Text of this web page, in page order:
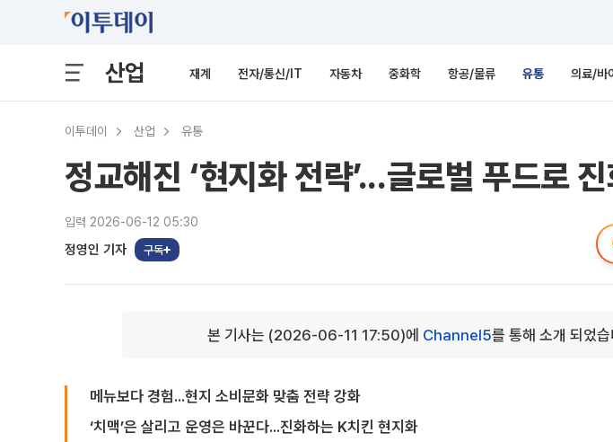
산업 재계 전자/통신/IT 자동차 중화학 항공/물류 유통 의료/바
이투데이 산업 유통
정교해진 ‘현지화 전략’...글로벌 푸드로
입력 2026-06-12 05:30
정영인 기자 구독
본 기사는 (2026-06-11 17:50)에 Channel5를 통해 소개 되었
메뉴보다 경험...현지 소비문화 맞춤 전략 강화
‘치맥’은 살리고 운영은 바꾼다...진화하는 K치킨 현지화